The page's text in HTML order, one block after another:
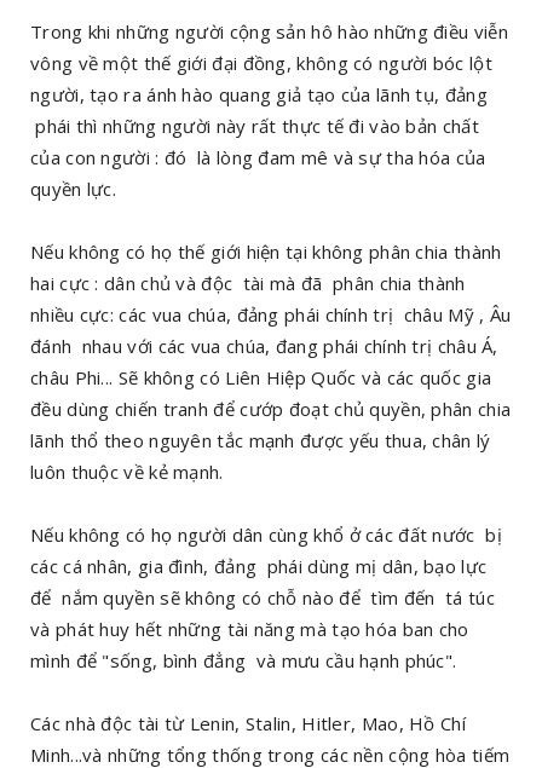
Trong khi những người cộng sản hô hào những điều viễn
vông về một thế giới đại đồng, không có người bóc lột
người, tạo ra ánh hào quang giả tạo của lãnh tụ, đảng
phái thì những người này rất thực tế đi vào bản chất
của con người : đó là lòng đam mê và sự tha hóa của
quyền lực.
Nếu không có họ thế giới hiện tại không phân chia thành
hai cực : dân chủ và độc tài mà đã phân chia thành
nhiều cực: các vua chúa, đảng phái chính trị châu Mỹ , Âu
đánh nhau với các vua chúa, đang phái chính trị châu Á,
châu Phi... Sẽ không có Liên Hiệp Quốc và các quốc gia
đều dùng chiến tranh để cướp đoạt chủ quyền, phân chia
lãnh thổ theo nguyên tắc mạnh được yếu thua, chân lý
luôn thuộc về kẻ mạnh.
Nếu không có họ người dân cùng khổ ở các đất nước bị
các cá nhân, gia đình, đảng phái dùng mị dân, bạo lực
để nắm quyền sẽ không có chỗ nào để tìm đến tá túc
và phát huy hết những tài năng mà tạo hóa ban cho
mình để "sống, bình đẳng và mưu cầu hạnh phúc".
Các nhà độc tài từ Lenin, Stalin, Hitler, Mao, Hồ Chí
Minh...và những tổng thống trong các nền cộng hòa tiếm